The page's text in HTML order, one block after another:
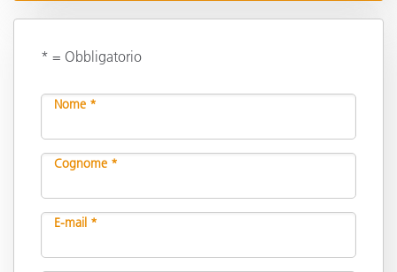
* = Obbligatorio
Nome *
Cognome *
E-mail *